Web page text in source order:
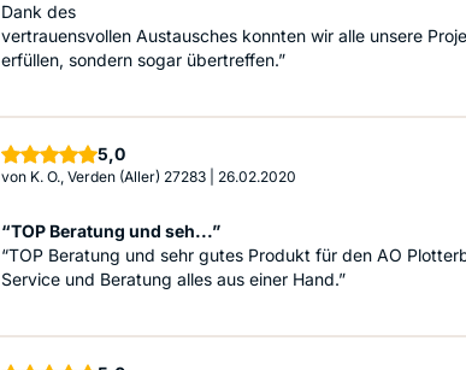
Dank des
vertrauensvollen Austausches konnten wir alle unsere
erfüllen, sondern sogar übertreffen.”
5,0Sterne
von K. O., Verden (Aller) 27283 26.02.2020
“TOP Beratung und seh...”
“TOP Beratung und sehr gutes Produkt für den AO
Service und Beratung alles aus einer Hand.”